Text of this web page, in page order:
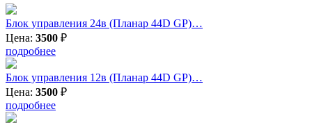
Блок управления 24в (Планар 44D GP)…
Цена: 3500 ₽
подробнее
Блок управления 12в (Планар 44D GP)…
Цена: 3500 ₽
подробнее